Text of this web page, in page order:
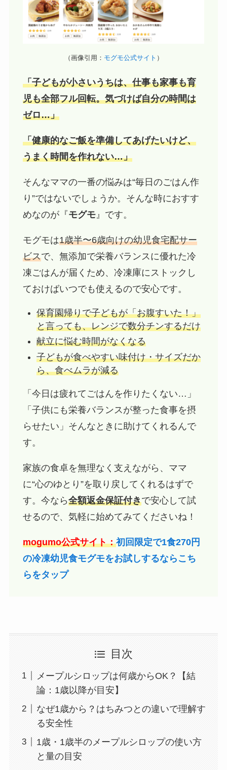
（画像引用： モグモ公式サイト ）
「子どもが小さいうちは、仕事も家事も育
児も全部フル回転。気づけば自分の時間は
ゼロ…」
「健康的なご飯を準備してあげたいけど、
うまく時間を作れない…」
そんなママの一番の悩みは“毎日のごはん作
り”ではないでしょうか。そんな時におすす
めなのが『モグモ』です。
モグモは1歳半〜6歳向けの幼児食宅配サー
ビスで、無添加で栄養バランスに優れた冷
凍ごはんが届くため、冷凍庫にストックし
ておけばいつでも使えるので安心です。
保育園帰りで子どもが「お腹すいた！」
と言っても、レンジで数分チンするだけ
献立に悩む時間がなくなる
子どもが食べやすい味付け・サイズだか
ら、食べムラが減る
「今日は疲れてごはんを作りたくない…」
「子供にも栄養バランスが整った食事を摂
らせたい」そんなときに助けてくれるんで
す。
家族の食卓を無理なく支えながら、ママ
に“心のゆとり”を取り戻してくれるはずで
す。今なら全額返金保証付きで安心して試
せるので、気軽に始めてみてくださいね！
mogumo公式サイト：初回限定で1食270円
の冷凍幼児食モグモをお試しするならこち
らをタップ
目次
メープルシロップは何歳からOK？【結
論：1歳以降が目安】
なぜ1歳から？はちみつとの違いで理解す
る安全性
1歳・1歳半のメープルシロップの使い方
と量の目安